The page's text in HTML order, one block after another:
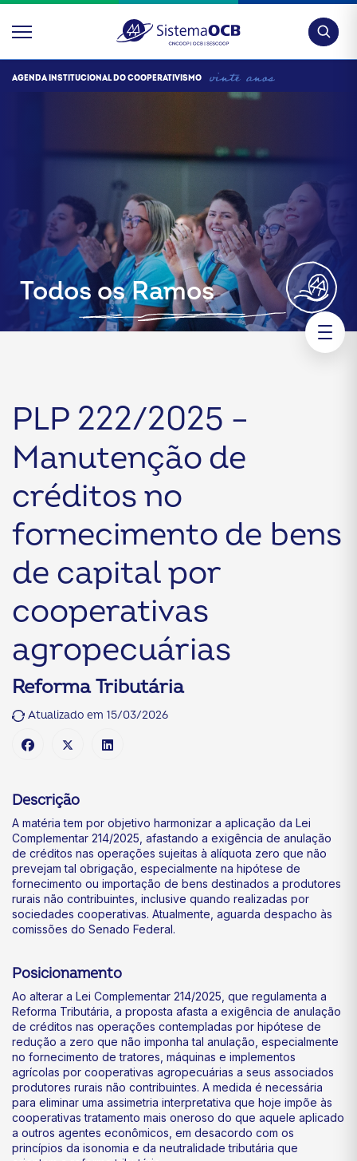
AGENDA INSTITUCIONAL DO COOPERATIVISMO
Todos os Ramos
PLP 222/2025 –
Manutenção de
créditos no
fornecimento de bens
de capital por
cooperativas
agropecuárias
Reforma Tributária
Atualizado em 15/03/2026
Descrição
A matéria tem por objetivo harmonizar a aplicação da Lei
Complementar 214/2025, afastando a exigência de anulação
de créditos nas operações sujeitas à alíquota zero que não
prevejam tal obrigação, especialmente na hipótese de
fornecimento ou importação de bens destinados a produtores
rurais não contribuintes, inclusive quando realizadas por
sociedades cooperativas. Atualmente, aguarda despacho às
comissões do Senado Federal.
Posicionamento
Ao alterar a Lei Complementar 214/2025, que regulamenta a
Reforma Tributária, a proposta afasta a exigência de anulação
de créditos nas operações contempladas por hipótese de
redução a zero que não imponha tal anulação, especialmente
no fornecimento de tratores, máquinas e implementos
agrícolas por cooperativas agropecuárias a seus associados
produtores rurais não contribuintes. A medida é necessária
para eliminar uma assimetria interpretativa que hoje impõe às
cooperativas tratamento mais oneroso do que aquele aplicado
a outros agentes econômicos, em desacordo com os
princípios da isonomia e da neutralidade tributária que